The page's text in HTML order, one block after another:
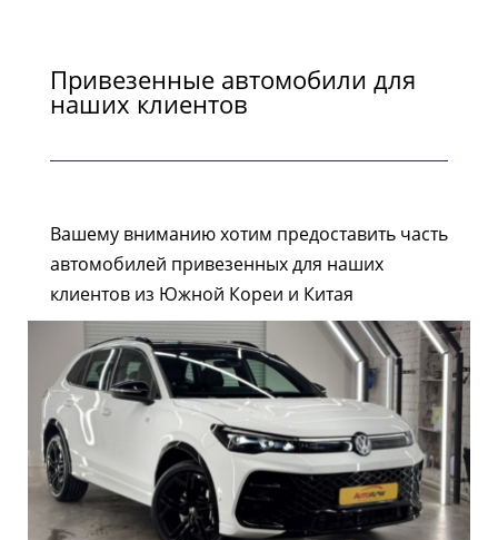
Привезенные автомобили для
наших клиентов
Вашему вниманию хотим предоставить часть
автомобилей привезенных для наших
клиентов из Южной Кореи и Китая